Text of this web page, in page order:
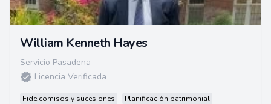
William Kenneth Hayes
Servicio Pasadena
Licencia Verificada
Fideicomisos y sucesiones
Planificación patrimonial